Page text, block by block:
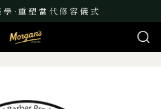
學 · 重 塑 當 代 修 容 儀 式